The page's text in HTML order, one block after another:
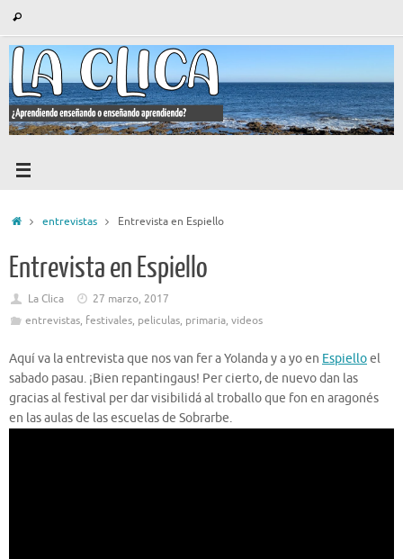
contenido
Buscar
Inicioentrevistas Entrevista en Espiello
Entrevista en Espiello
La Clica
27 marzo, 2017
entrevistas, festivales, peliculas, primaria, videos
Aquí va la entrevista que nos van fer a Yolanda y a yo en Espielloel
sabado pasau. ¡Bien repantingaus! Per cierto, de nuevo dan las
gracias al festival per dar visibilidá al troballo que fon en aragonés
en las aulas de las escuelas de Sobrarbe.